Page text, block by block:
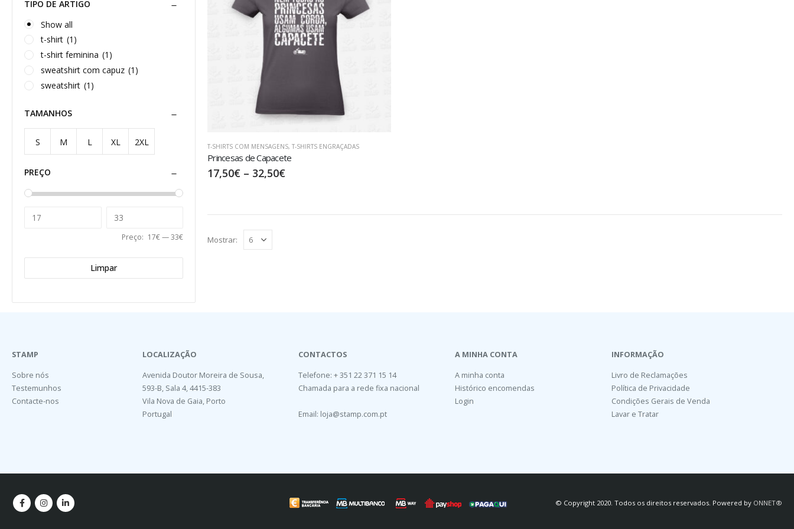
T-SHIRTS COM MENSAGENS, T-SHIRTS ENGRAÇADAS
Princesas de Capacete
17,50€ – 32,50€
Mostrar:
TIPO DE ARTIGO
Show all
t-shirt (1)
t-shirt feminina (1)
sweatshirt com capuz (1)
sweatshirt (1)
TAMANHOS
S M L XL 2XL
PREÇO
Preço: 17€—33€
Limpar
STAMP
Sobre nós
Testemunhos
Contacte-nos
LOCALIZAÇÃO
Avenida Doutor Moreira de Sousa,
593-B, Sala 4, 4415-383
Vila Nova de Gaia, Porto
Portugal
CONTACTOS
Telefone: + 351 22 371 15 14
Chamada para a rede fixa nacional
Email: loja@stamp.com.pt
A MINHA CONTA
A minha conta
Histórico encomendas
Login
INFORMAÇÃO
Livro de Reclamações
Política de Privacidade
Condições Gerais de Venda
Lavar e Tratar
© Copyright 2020. Todos os direitos reservados. Powered by ONNET®